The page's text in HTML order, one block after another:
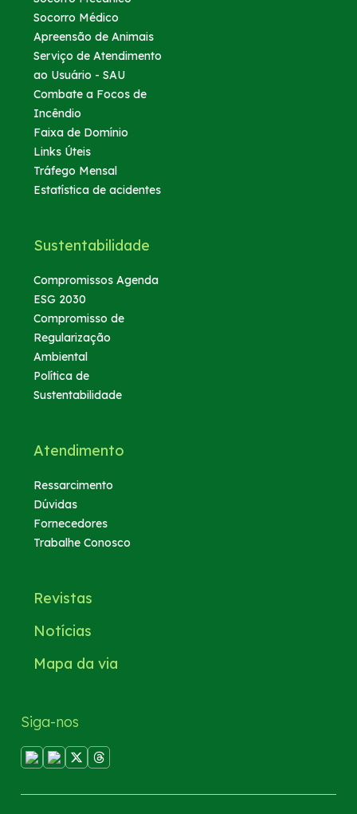
Socorro Médico
Apreensão de Animais
Serviço de Atendimento
ao Usuário - SAU
Combate a Focos de
Incêndio
Faixa de Domínio
Links Úteis
Tráfego Mensal
Estatística de acidentes
Sustentabilidade
Compromissos Agenda
ESG 2030
Compromisso de
Regularização
Ambiental
Política de
Sustentabilidade
Atendimento
Ressarcimento
Dúvidas
Fornecedores
Trabalhe Conosco
Revistas
Notícias
Mapa da via
Siga-nos